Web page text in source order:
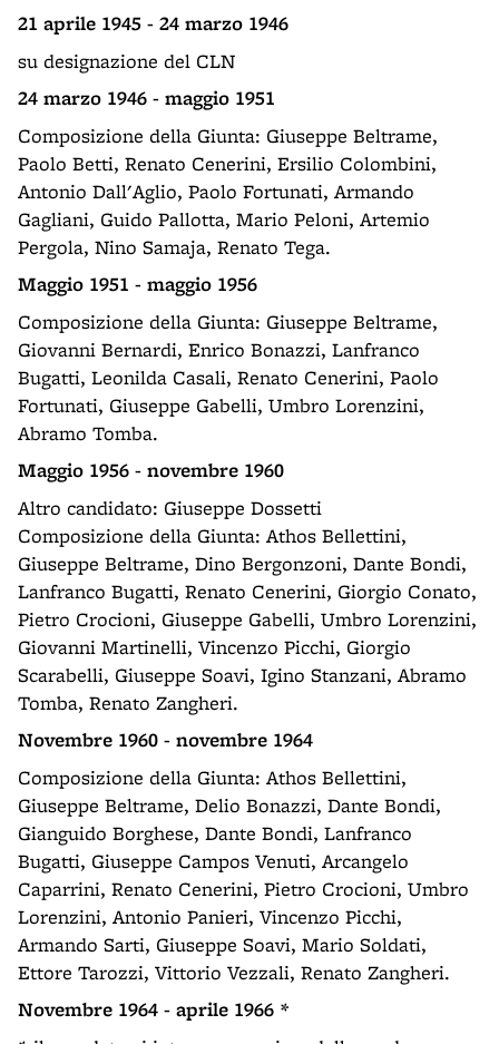
21 aprile 1945 - 24 marzo 1946
su designazione del CLN
24 marzo 1946 - maggio 1951
Composizione della Giunta: Giuseppe Beltrame,
Paolo Betti, Renato Cenerini, Ersilio Colombini,
Antonio Dall'Aglio, Paolo Fortunati, Armando
Gagliani, Guido Pallotta, Mario Peloni, Artemio
Pergola, Nino Samaja, Renato Tega.
Maggio 1951 - maggio 1956
Composizione della Giunta: Giuseppe Beltrame,
Giovanni Bernardi, Enrico Bonazzi, Lanfranco
Bugatti, Leonilda Casali, Renato Cenerini, Paolo
Fortunati, Giuseppe Gabelli, Umbro Lorenzini,
Abramo Tomba.
Maggio 1956 - novembre 1960
Altro candidato: Giuseppe Dossetti
Composizione della Giunta: Athos Bellettini,
Giuseppe Beltrame, Dino Bergonzoni, Dante Bondi,
Lanfranco Bugatti, Renato Cenerini, Giorgio Conato,
Pietro Crocioni, Giuseppe Gabelli, Umbro Lorenzini,
Giovanni Martinelli, Vincenzo Picchi, Giorgio
Scarabelli, Giuseppe Soavi, Igino Stanzani, Abramo
Tomba, Renato Zangheri.
Novembre 1960 - novembre 1964
Composizione della Giunta: Athos Bellettini,
Giuseppe Beltrame, Delio Bonazzi, Dante Bondi,
Gianguido Borghese, Dante Bondi, Lanfranco
Bugatti, Giuseppe Campos Venuti, Arcangelo
Caparrini, Renato Cenerini, Pietro Crocioni, Umbro
Lorenzini, Antonio Panieri, Vincenzo Picchi,
Armando Sarti, Giuseppe Soavi, Mario Soldati,
Ettore Tarozzi, Vittorio Vezzali, Renato Zangheri.
Novembre 1964 - aprile 1966 *